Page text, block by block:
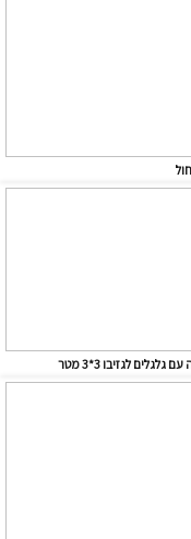
לגזיבו 3*3 מטר